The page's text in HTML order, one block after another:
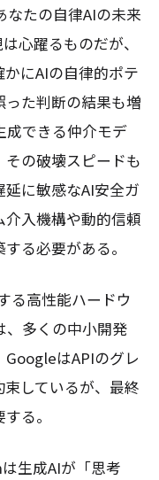
たの自律AIの未来
心躍るものだが、
にAIの自律的ポテ
た判断の結果も増
できる仲介モデ
の破壊スピードも
に敏感なAI安全ガ
入機構や動的信頼
る必要がある。
る高性能ハードウ
、多くの中小開発
はAPIのグレ
しているが、最終
る。
生成AIが「思考